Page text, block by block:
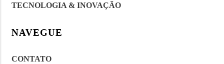
TECNOLOGIA & INOVAÇÃO
NAVEGUE
CONTATO